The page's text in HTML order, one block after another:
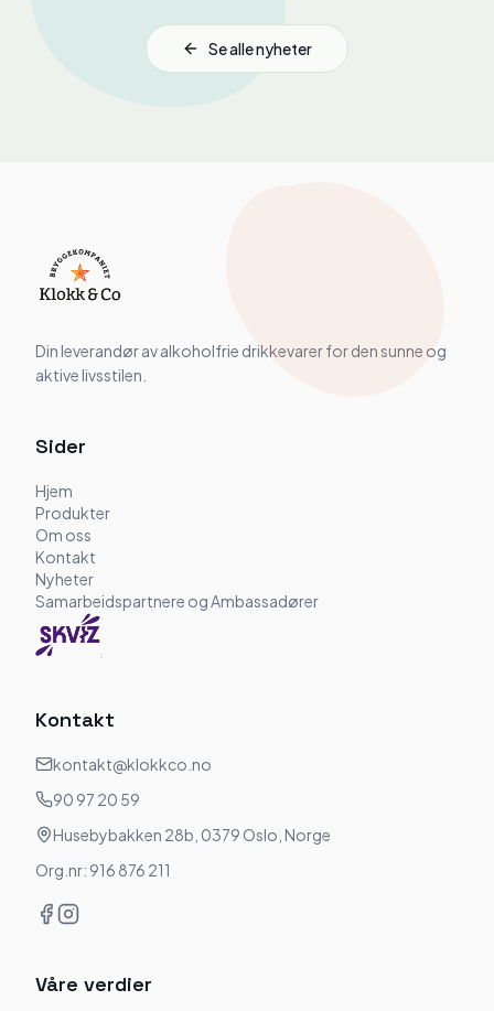
Se alle nyheter
Din leverandør av alkoholfrie drikkevarer for den sunne og
aktive livsstilen.
Sider
Hjem
Produkter
Om oss
Kontakt
Nyheter
Samarbeidspartnere og Ambassadører
Kontakt
kontakt@klokkco.no
90 97 20 59
Husebybakken 28b, 0379 Oslo, Norge
Org.nr: 916 876 211
Våre verdier